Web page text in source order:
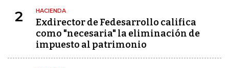
2 HACIENDA
Exdirector de Fedesarrollo califica
como "necesaria" la eliminación de
impuesto al patrimonio